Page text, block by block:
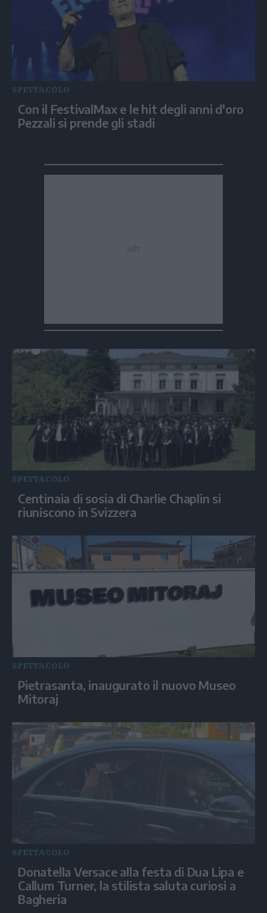
SPETTACOLO
Con il FestivalMax e le hit degli anni d'oro
Pezzali si prende gli stadi
SPETTACOLO
Centinaia di sosia di Charlie Chaplin si
riuniscono in Svizzera
SPETTACOLO
Pietrasanta, inaugurato il nuovo Museo
Mitoraj
SPETTACOLO
Donatella Versace alla festa di Dua Lipa e
Callum Turner, la stilista saluta curiosi a
Bagheria